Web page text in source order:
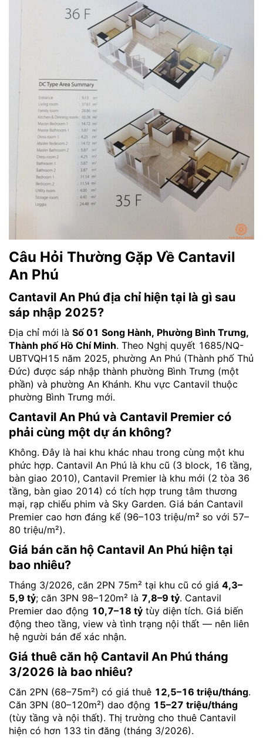
Câu Hỏi Thường Gặp Về Cantavil
An Phú
Cantavil An Phú địa chỉ hiện tại là gì sau
sáp nhập 2025?
Địa chỉ mới là Số 01 Song Hành, Phường Bình Trưng,
Thành phố Hồ Chí Minh. Theo Nghị quyết 1685/NQ-
UBTVQH15 năm 2025, phường An Phú (Thành phố Thủ
Đức) được sáp nhập thành phường Bình Trưng (một
phần) và phường An Khánh. Khu vực Cantavil thuộc
phường Bình Trưng mới.
Cantavil An Phú và Cantavil Premier có
phải cùng một dự án không?
Không. Đây là hai khu khác nhau trong cùng một khu
phức hợp. Cantavil An Phú là khu cũ (3 block, 16 tầng,
bàn giao 2010), Cantavil Premier là khu mới (2 tòa 36
tầng, bàn giao 2014) có tích hợp trung tâm thương
mại, rạp chiếu phim và Sky Garden. Giá bán Cantavil
Premier cao hơn đáng kể (96–103 triệu/m² so với 57–
80 triệu/m²).
Giá bán căn hộ Cantavil An Phú hiện tại
bao nhiêu?
Tháng 3/2026, căn 2PN 75m² tại khu cũ có giá 4,3–
5,9 tỷ; căn 3PN 98–120m² là 7,8–9 tỷ. Cantavil
Premier dao động 10,7–18 tỷ tùy diện tích. Giá biến
động theo tầng, view và tình trạng nội thất — nên liên
hệ người bán để xác nhận.
Giá thuê căn hộ Cantavil An Phú tháng
3/2026 là bao nhiêu?
Căn 2PN (68–75m²) có giá thuê 12,5–16 triệu/tháng.
Căn 3PN (80–120m²) dao động 15–27 triệu/tháng
(tùy tầng và nội thất). Thị trường cho thuê Cantavil
hiện có hơn 133 tin đăng (tháng 3/2026).